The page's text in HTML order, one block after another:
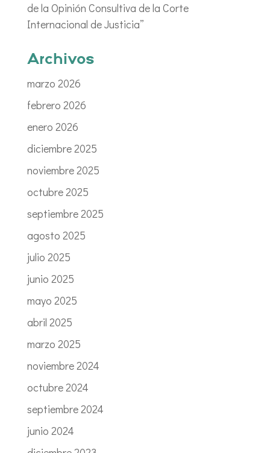
de la Opinión Consultiva de la Corte
Internacional de Justicia”
Archivos
marzo 2026
febrero 2026
enero 2026
diciembre 2025
noviembre 2025
octubre 2025
septiembre 2025
agosto 2025
julio 2025
junio 2025
mayo 2025
abril 2025
marzo 2025
noviembre 2024
octubre 2024
septiembre 2024
junio 2024